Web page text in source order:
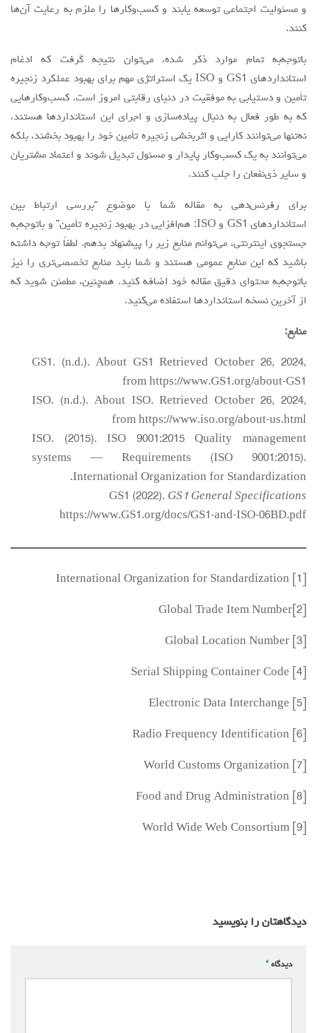
و مسئولیت اجتماعی توسعه یابند و کسب‌وکارها را ملزم به رعایت آن‌ها
کنند.
باتوجه‌به تمام موارد ذکر شده، می‌توان نتیجه گرفت که ادغام
استانداردهای GS1 و ISO یک استراتژی مهم برای بهبود عملکرد زنجیره
تأمین و دستیابی به موفقیت در دنیای رقابتی امروز است. کسب‌وکارهایی
که به طور فعال به دنبال پیاده‌سازی و اجرای این استانداردها هستند،
نه‌تنها می‌توانند کارایی و اثربخشی زنجیره تأمین خود را بهبود بخشند، بلکه
می‌توانند به یک کسب‌وکار پایدار و مسئول تبدیل شوند و اعتماد مشتریان
و سایر ذی‌نفعان را جلب کنند.
برای رفرنس‌دهی به مقاله شما با موضوع “بررسی ارتباط بین
استانداردهای GS1 و ISO: هم‌افزایی در بهبود زنجیره تأمین” و باتوجه‌به
جستجوی اینترنتی، می‌توانم منابع زیر را پیشنهاد بدهم. لطفاً توجه داشته
باشید که این منابع عمومی هستند و شما باید منابع تخصصی‌تری را نیز
باتوجه‌به محتوای دقیق مقاله خود اضافه کنید. همچنین، مطمئن شوید که
از آخرین نسخه استانداردها استفاده می‌کنید.
منابع:
GS1. (n.d.). About GS1 Retrieved October 26, 2024,
from https://www.GS1.org/about-GS1
ISO. (n.d.). About ISO. Retrieved October 26, 2024,
from https://www.iso.org/about-us.html
ISO. (2015). ISO 9001:2015 Quality management
systems — Requirements (ISO 9001:2015).
International Organization for Standardization.
GS1 (2022). GS1 General Specifications
https://www.GS1.org/docs/GS1-and-ISO-06BD.pdf
دیدگاهتان را بنویسید
دیدگاه *